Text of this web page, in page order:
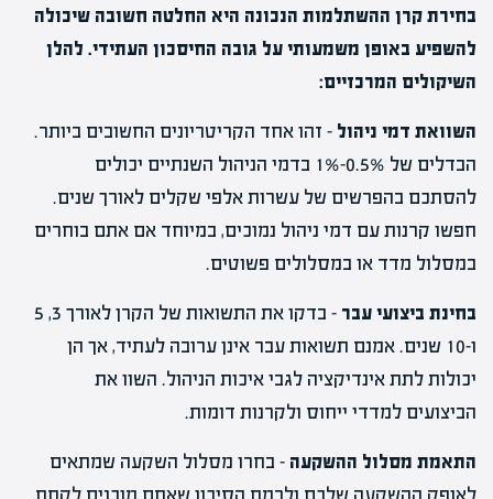
בחירת קרן ההשתלמות הנכונה היא החלטה חשובה שיכולה
להשפיע באופן משמעותי על גובה החיסכון העתידי. להלן
השיקולים המרכזיים:
השוואת דמי ניהול – זהו אחד הקריטריונים החשובים ביותר.
הבדלים של 0.5%-1% בדמי הניהול השנתיים יכולים
להסתכם בהפרשים של עשרות אלפי שקלים לאורך שנים.
חפשו קרנות עם דמי ניהול נמוכים, במיוחד אם אתם בוחרים
במסלול מדד או במסלולים פשוטים.
בחינת ביצועי עבר
– בדקו את התשואות של הקרן לאורך 3, 5
ו-10 שנים. אמנם תשואות עבר אינן ערובה לעתיד, אך הן
יכולות לתת אינדיקציה לגבי איכות הניהול. השוו את
הביצועים למדדי ייחוס ולקרנות דומות.
התאמת מסלול ההשקעה – בחרו מסלול השקעה שמתאים